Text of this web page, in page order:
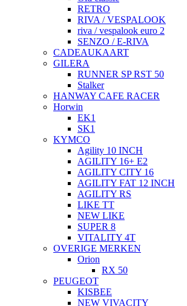
RETRO
RIVA / VESPALOOK
riva / vespalook euro 2
SENZO / E-RIVA
CADEAUKAART
GILERA
RUNNER SP RST 50
Stalker
HANWAY CAFE RACER
Horwin
EK1
SK1
KYMCO
Agility 10 INCH
AGILITY 16+ E2
AGILITY CITY 16
AGILITY FAT 12 INCH
AGILITY RS
LIKE TT
NEW LIKE
SUPER 8
VITALITY 4T
OVERIGE MERKEN
Orion
RX 50
PEUGEOT
KISBEE
NEW VIVACITY